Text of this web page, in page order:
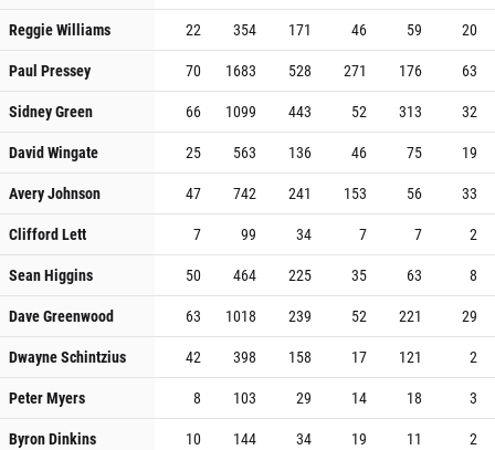
Reggie Williams
22 354 171 46 59
20
Paul Pressey
70 1683 528 271 176
63
Sidney Green
66 1099 443 52 313
32
David Wingate
25 563 136 46 75
19
Avery Johnson
47 742 241 153 56
33
Clifford Lett
7 99 34 7 7
2
Sean Higgins
50 464 225 35 63
8
Dave Greenwood
63 1018 239 52 221
29
Dwayne Schintzius
42 398 158 17 121
2
Peter Myers
8 103 29 14 18
3
Byron Dinkins
10 144 34 19 11
2